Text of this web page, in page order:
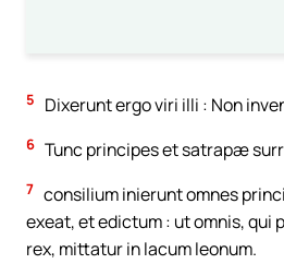
5 Dixerunt ergo viri illi : Non
6 Tunc principes et satrapæ
7 consilium inierunt omnes
exeat, et edictum : ut omnis, qui
rex, mittatur in lacum leonum.